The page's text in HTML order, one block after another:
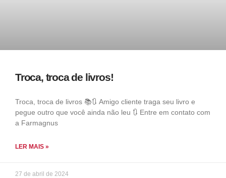
Troca, troca de livros!
Troca, troca de livros 📚🔃 Amigo cliente traga seu livro e
pegue outro que você ainda não leu 🔃 Entre em contato com
a Farmagnus
LER MAIS »
27 de abril de 2024